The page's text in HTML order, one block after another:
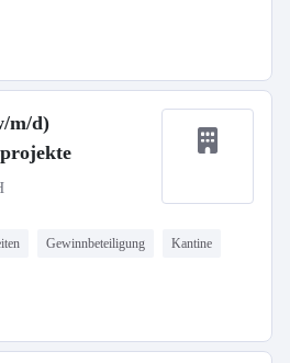
m/d)
Gewinnbeteiligung Kantine